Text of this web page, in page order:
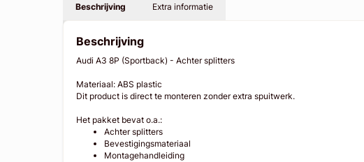
Beschrijving Extra informatie
Beschrijving
Audi A3 8P (Sportback) - Achter splitters
Materiaal: ABS plastic
Dit product is direct te monteren zonder extra spuitwerk.
Het pakket bevat o.a.:
Achter splitters
Bevestigingsmateriaal
Montagehandleiding